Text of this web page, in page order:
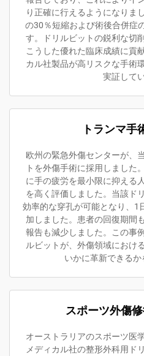
り正確に行えるようになりま
の30％短縮および術後合併症
す。ドリルビットの鋭利な切
こうした優れた臨床成績に貢
カル社製品が高リスクな手術
実証して
トランマ手
欧州の緊急外傷センターが、
トを外傷手術に採用しました
に手の疲労を最小限に抑える
を高く評価しました。当該ド
効率的な穿孔が可能となり、1
加しました。患者の回復期間
報告も減少しました。この事
ルビットが、外傷領域におけ
いかに革新できるか
スポーツ外傷
オーストラリアのスポーツ医
メディカル社の整形外科用ド